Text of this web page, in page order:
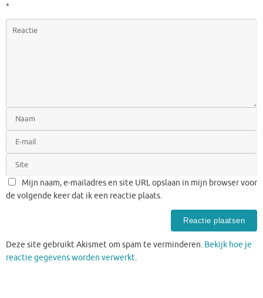
*
Mijn naam, e-mailadres en site URL opslaan in mijn browser voor
de volgende keer dat ik een reactie plaats.
Deze site gebruikt Akismet om spam te verminderen. Bekijk hoe je
reactie gegevens worden verwerkt.